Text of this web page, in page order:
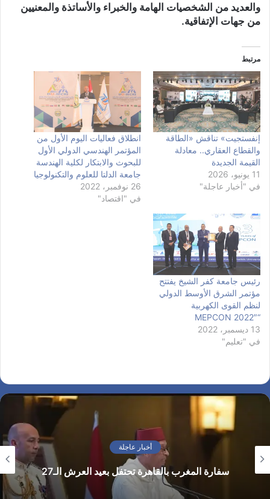
والعديد من الشخصيات الهامة والخبراء والأساتذة والمعنيين
من جهات الإتفاقية.
مرتبط
إنفستجيت» تناقش «الطاقة
والقطاع العقاري.. معادلة
القيمة الجديدة
11 يونيو، 2026
في "أخبار عاجلة"
انطلاق فعاليات اليوم الأول من
المؤتمر الهندسي الدولي الأول
للبحوث والابتكار لكلية الهندسة
جامعة الدلتا للعلوم والتكنولوجيا
26 نوفمبر، 2022
في "اقتصاد"
رئيس جامعة كفر الشيخ يفتتح
مؤتمر الشرق الأوسط الدولي
لنظم القوى الكهربية
“MEPCON 2022″
13 ديسمبر، 2022
في "تعليم"
أخبار عاجلة
سفارة المغرب بالقاهرة تحتفل بعيد العرش الـ27